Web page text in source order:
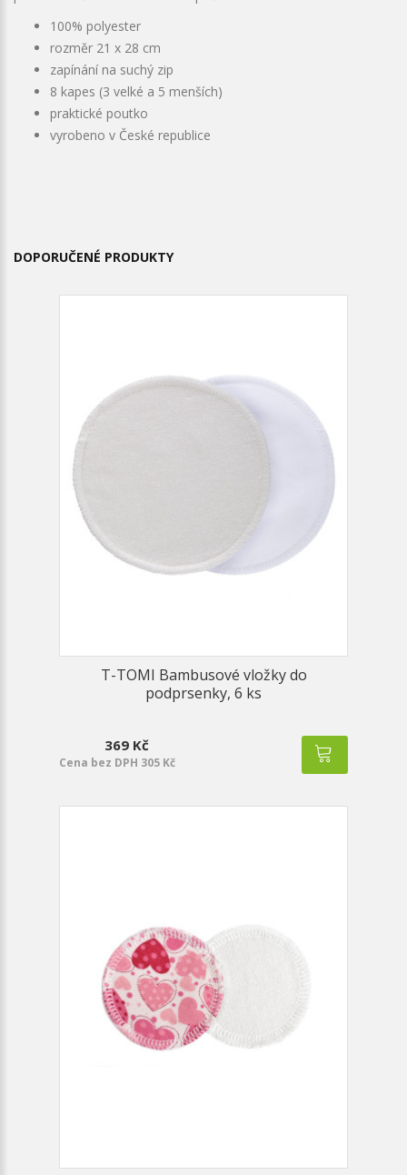
100% polyester
rozměr 21 x 28 cm
zapínání na suchý zip
8 kapes (3 velké a 5 menších)
praktické poutko
vyrobeno v České republice
DOPORUČENÉ PRODUKTY
T-TOMI Bambusové vložky do
podprsenky, 6 ks
369 Kč
Cena bez DPH 305 Kč